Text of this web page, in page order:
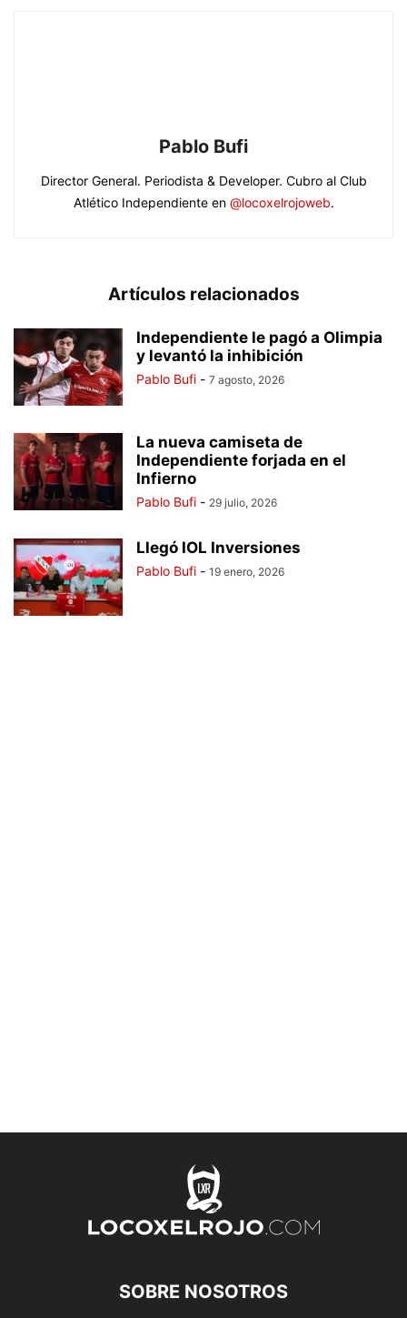
Pablo Bufi
Director General. Periodista & Developer. Cubro al Club
Atlético Independiente en @locoxelrojoweb.
Artículos relacionados
Independiente le pagó a Olimpia
y levantó la inhibición
Pablo Bufi - 7 agosto, 2026
La nueva camiseta de
Independiente forjada en el
Infierno
Pablo Bufi - 29 julio, 2026
Llegó IOL Inversiones
Pablo Bufi - 19 enero, 2026
SOBRE NOSOTROS